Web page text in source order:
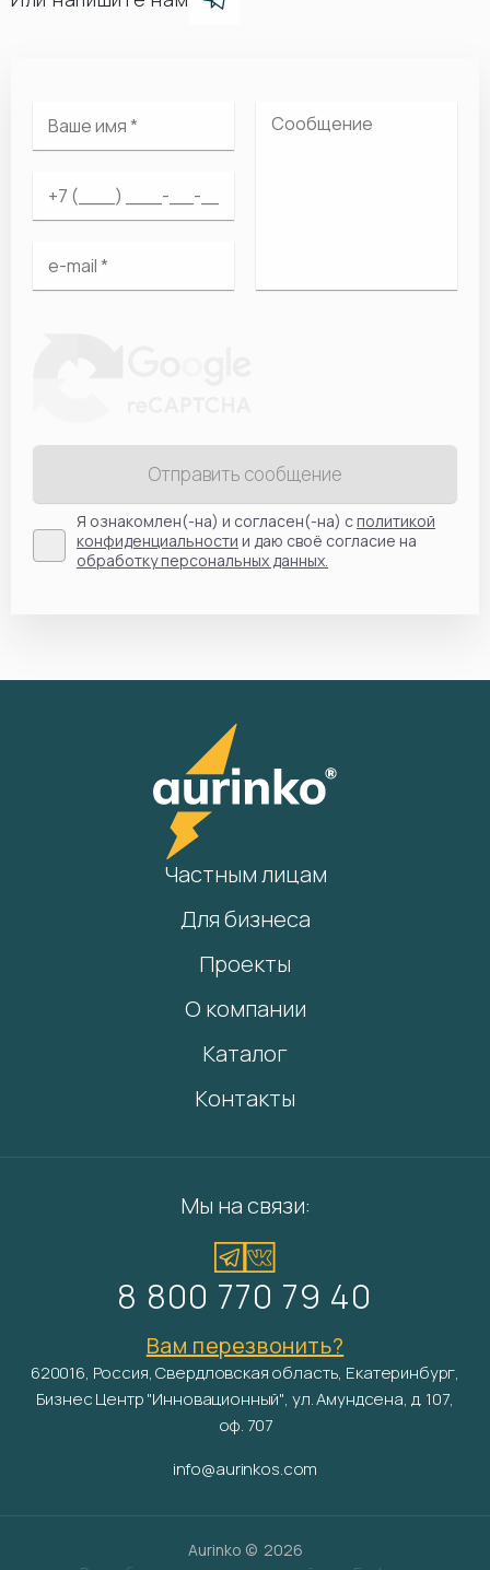
Отправить сообщение
Я ознакомлен(-на) и согласен(-на) сполитикой
конфиденциальности и даю своё согласие на
обработку персональных данных.
Частным лицам
Для бизнеса
Проекты
О компании
Каталог
Контакты
Мы на связи:
8 800 770 79 40
Вам перезвонить?
620016, Россия, Свердловская область, Екатеринбург,
Бизнес Центр "Инновационный", ул. Амундсена, д. 107,
оф. 707
info@aurinkos.com
Aurinko © 2026